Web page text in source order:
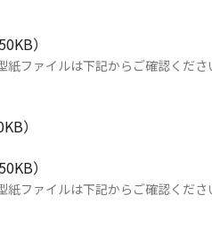
）
ファイルは下記からご確認くださ
）
）
ファイルは下記からご確認くださ